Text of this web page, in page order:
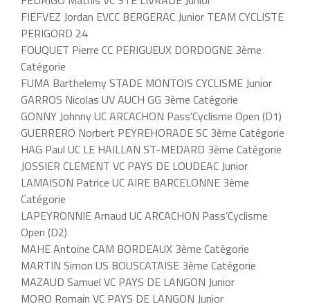
FIEFVEZ Jordan EVCC BERGERAC Junior TEAM CYCLISTE
PERIGORD 24
FOUQUET Pierre CC PERIGUEUX DORDOGNE 3ème
Catégorie
FUMA Barthelemy STADE MONTOIS CYCLISME Junior
GARROS Nicolas UV AUCH GG 3ème Catégorie
GONNY Johnny UC ARCACHON Pass’Cyclisme Open (D1)
GUERRERO Norbert PEYREHORADE SC 3ème Catégorie
HAG Paul UC LE HAILLAN ST-MEDARD 3ème Catégorie
JOSSIER CLEMENT VC PAYS DE LOUDEAC Junior
LAMAISON Patrice UC AIRE BARCELONNE 3ème
Catégorie
LAPEYRONNIE Arnaud UC ARCACHON Pass’Cyclisme
Open (D2)
MAHE Antoine CAM BORDEAUX 3ème Catégorie
MARTIN Simon US BOUSCATAISE 3ème Catégorie
MAZAUD Samuel VC PAYS DE LANGON Junior
MORO Romain VC PAYS DE LANGON Junior